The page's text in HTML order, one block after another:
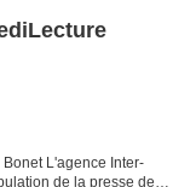
L'agence Inter-
de la presse de…